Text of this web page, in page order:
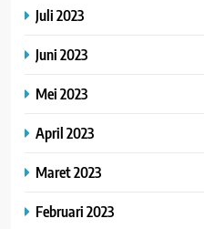
Juli 2023
Juni 2023
Mei 2023
April 2023
Maret 2023
Februari 2023